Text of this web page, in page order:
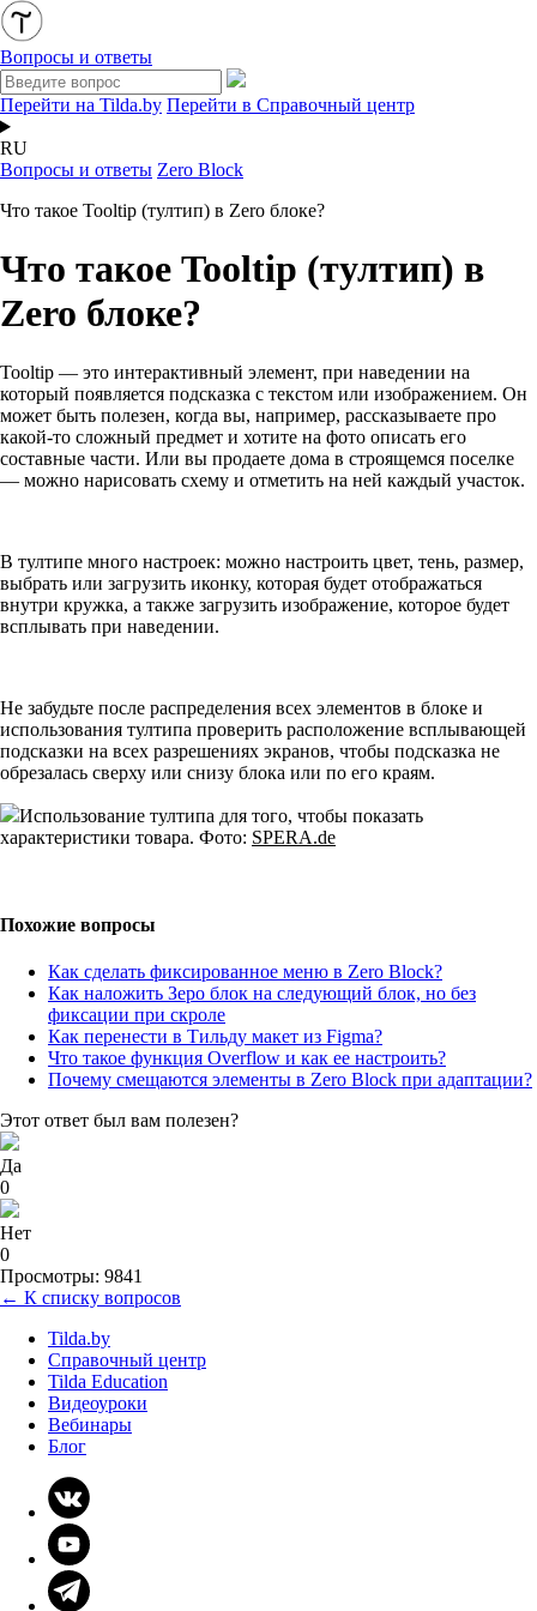
Вопросы и ответы
Перейти на Tilda.by Перейти в Справочный центр
RU
Вопросы и ответы Zero Block
Что такое Tooltip (тултип) в Zero блоке?
Что такое Tooltip (тултип) в
Zero блоке?
Tooltip — это интерактивный элемент, при наведении на
который появляется подсказка с текстом или изображением. Он
может быть полезен, когда вы, например, рассказываете про
какой-то сложный предмет и хотите на фото описать его
составные части. Или вы продаете дома в строящемся поселке
— можно нарисовать схему и отметить на ней каждый участок.
В тултипе много настроек: можно настроить цвет, тень, размер,
выбрать или загрузить иконку, которая будет отображаться
внутри кружка, а также загрузить изображение, которое будет
всплывать при наведении.
Не забудьте после распределения всех элементов в блоке и
использования тултипа проверить расположение всплывающей
подсказки на всех разрешениях экранов, чтобы подсказка не
обрезалась сверху или снизу блока или по его краям.
Использование тултипа для того, чтобы показать
характеристики товара. Фото: SPERA.de
Похожие вопросы
Как сделать фиксированное меню в Zero Block?
Как наложить Зеро блок на следующий блок, но без
фиксации при скроле
Как перенести в Тильду макет из Figma?
Что такое функция Overflow и как ее настроить?
Почему смещаются элементы в Zero Block при адаптации?
Этот ответ был вам полезен?
Да
0
Нет
0
Просмотры: 9841
← К списку вопросов
Tilda.by
Справочный центр
Tilda Education
Видеоуроки
Вебинары
Блог